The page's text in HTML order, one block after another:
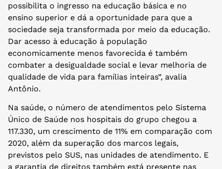
possibilita o ingresso na educação básica e no
ensino superior e dá a oportunidade para que a
sociedade seja transformada por meio da educação.
Dar acesso à educação à população
economicamente menos favorecida é também
combater a desigualdade social e levar melhoria de
qualidade de vida para famílias inteiras”, avalia
Antônio.
Na saúde, o número de atendimentos pelo Sistema
Único de Saúde nos hospitais do grupo chegou a
117.330, um crescimento de 11% em comparação com
2020, além da superação dos marcos legais,
previstos pelo SUS, nas unidades de atendimento. E
a garantia de direitos também está presente nas